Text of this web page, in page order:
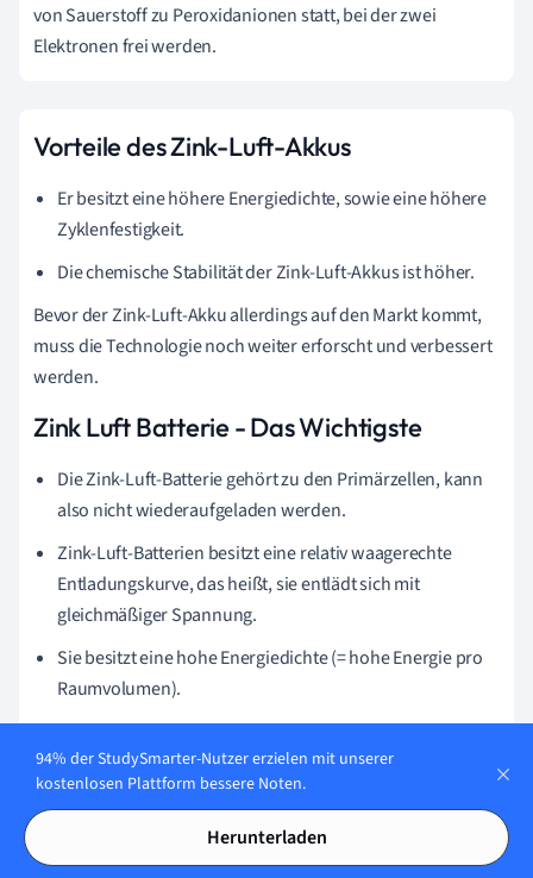
von Sauerstoff zu Peroxidanionen statt, bei der zwei
Elektronen frei werden.
Vorteile des Zink-Luft-Akkus
Er besitzt eine höhere Energiedichte, sowie eine höhere
Zyklenfestigkeit.
Die chemische Stabilität der Zink-Luft-Akkus ist höher.
Bevor der Zink-Luft-Akku allerdings auf den Markt kommt,
muss die Technologie noch weiter erforscht und verbessert
werden.
Zink Luft Batterie - Das Wichtigste
Die Zink-Luft-Batterie gehört zu den Primärzellen, kann
also nicht wiederaufgeladen werden.
Zink-Luft-Batterien besitzt eine relativ waagerechte
Entladungskurve, das heißt, sie entlädt sich mit
gleichmäßiger Spannung.
Sie besitzt eine hohe Energiedichte (= hohe Energie pro
Raumvolumen).
Die Gleichung der Redoxreaktion lautet:
2Zn+O2→2ZnO
Beim Aufladen der Zink-Luft-Batterie können sich
sogenannte Dendriten bilden, die zu Kurzschlüssen
führen können. Außerdem wird die Batterie während
94% der StudySmarter-Nutzer erzielen mit unserer
kostenlosen Plattform bessere Noten.
Herunterladen